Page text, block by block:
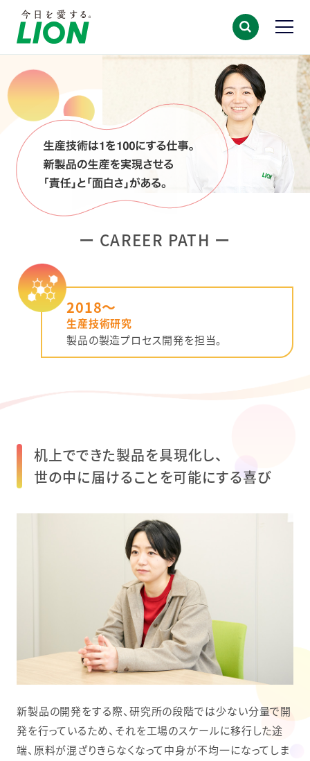
CAREER PATH
2018～
生産技術研究
製品の製造プロセス開発を担当。
机上でできた製品を具現化し、
世の中に届けることを可能にする喜び
新製品の開発をする際、研究所の段階では少ない分量で開
発を行っているため、それを工場のスケールに移行した途
端、原料が混ざりきらなくなって中身が不均一になってしま